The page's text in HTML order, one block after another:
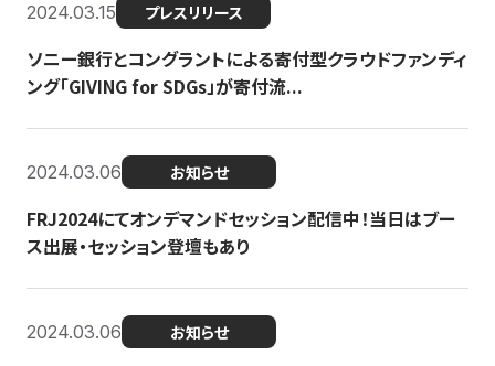
2024.03.15 プレスリリース
ソニー銀行とコングラントによる寄付型クラウドファンディ
ング「GIVING for SDGs」が寄付流...
2024.03.06 お知らせ
FRJ2024にてオンデマンドセッション配信中！当日はブー
ス出展・セッション登壇もあり
2024.03.06 お知らせ